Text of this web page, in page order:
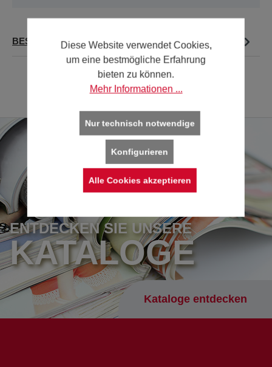
BESCHREIBUNG
ENTDECKEN SIE UNSERE
KATALOGE
Kataloge entdecken
Diese Website verwendet Cookies,
um eine bestmögliche Erfahrung
bieten zu können.
Mehr Informationen ...
Nur technisch notwendige
Konfigurieren
Alle Cookies akzeptieren